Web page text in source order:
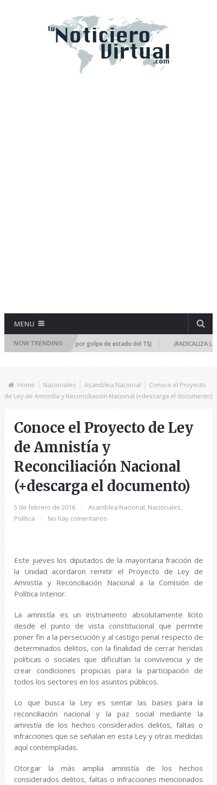
MENU
NOW TRENDING
de emergencia por golpe de estado del TSJ ¡RADICALIZA LA
Home Nacionales Asamblea Nacional
Conoce el Proyecto
de Ley de Amnistía y Reconciliación Nacional (+descarga el documento)
Conoce el Proyecto de Ley
de Amnistía y
Reconciliación Nacional
(+descarga el documento)
5 de febrero de 2016 Asamblea Nacional, Nacionales,
Política
No hay comentarios
Este jueves los diputados de la mayoritaria fracción de
la Unidad acordaron remitir el Proyecto de Ley de
Amnistía y Reconciliación Nacional a la Comisión de
Política Interior.
La amnistía es un instrumento absolutamente lícito
desde el punto de vista constitucional que permite
poner fin a la persecución y al castigo penal respecto de
determinados delitos, con la finalidad de cerrar heridas
políticas o sociales que dificultan la convivencia y de
crear condiciones propicias para la participación de
todos los sectores en los asuntos públicos.
Lo que busca la Ley es sentar las bases para la
reconciliación nacional y la paz social mediante la
amnistía de los hechos considerados delitos, faltas o
infracciones que se señalan en esta Ley y otras medidas
aquí contempladas.
Otorgar la más amplia amnistía de los hechos
considerados delitos, faltas o infracciones mencionados